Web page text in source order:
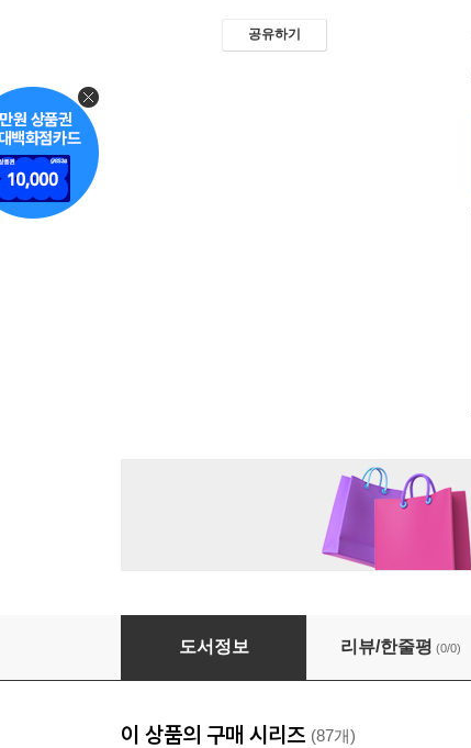
공유하기
Ni Ange, Ni Bete (원어로 읽는 세계문학 70)
도서정보 리뷰/한줄평 (0/0)
이 상품의 구매 시리즈 (87개)